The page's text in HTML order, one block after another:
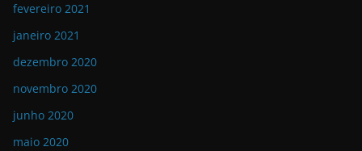
fevereiro 2021
janeiro 2021
dezembro 2020
novembro 2020
junho 2020
maio 2020